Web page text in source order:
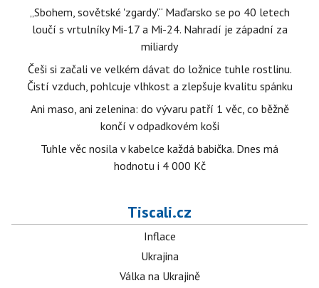
„Sbohem, sovětské 'zgardy'.“ Maďarsko se po 40 letech
loučí s vrtulníky Mi-17 a Mi-24. Nahradí je západní za
miliardy
Češi si začali ve velkém dávat do ložnice tuhle rostlinu.
Čistí vzduch, pohlcuje vlhkost a zlepšuje kvalitu spánku
Ani maso, ani zelenina: do vývaru patří 1 věc, co běžně
končí v odpadkovém koši
Tuhle věc nosila v kabelce každá babička. Dnes má
hodnotu i 4 000 Kč
Tiscali.cz
Inflace
Ukrajina
Válka na Ukrajině